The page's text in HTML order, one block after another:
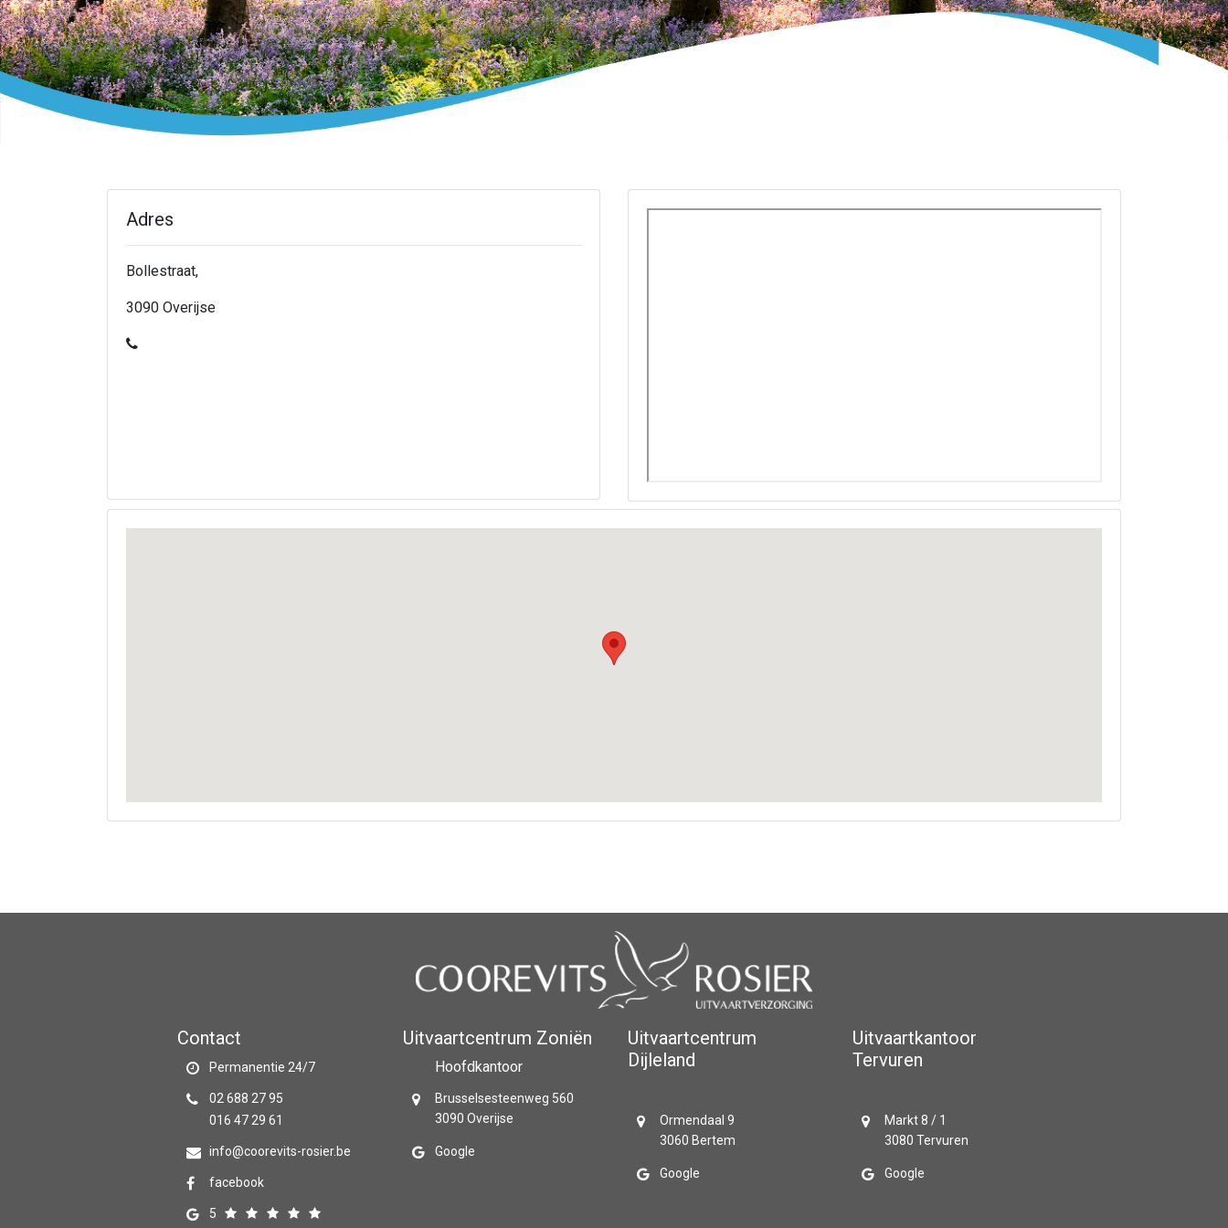
Adres
Bollestraat,
3090 Overijse
Contact
Permanentie 24/7
02 688 27 95
016 47 29 61
info@coorevits-rosier.be
facebook
5
Uitvaartcentrum Zoniën
Hoofdkantoor
Brusselsesteenweg 560
3090 Overijse
Google
Uitvaartcentrum
Dijleland
Ormendaal 9
3060 Bertem
Google
Uitvaartkantoor
Tervuren
Markt 8 / 1
3080 Tervuren
Google